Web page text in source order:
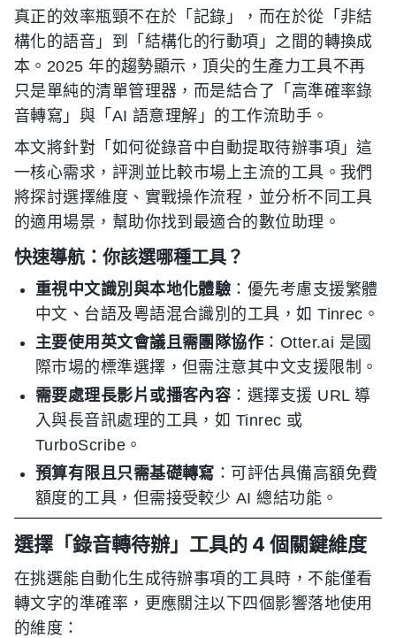
真正的效率瓶頸不在於「記錄」，而在於從「非結
構化的語音」到「結構化的行動項」之間的轉換成
本。2025 年的趨勢顯示，頂尖的生產力工具不再
只是單純的清單管理器，而是結合了「高準確率錄
音轉寫」與「AI 語意理解」的工作流助手。
本文將針對「如何從錄音中自動提取待辦事項」這
一核心需求，評測並比較市場上主流的工具。我們
將探討選擇維度、實戰操作流程，並分析不同工具
的適用場景，幫助你找到最適合的數位助理。
快速導航：你該選哪種工具？
重視中文識別與本地化體驗 ：優先考慮支援繁體
中文、台語及粵語混合識別的工具，如 Tinrec。
主要使用英文會議且需團隊協作 ：Otter.ai 是國
際市場的標準選擇，但需注意其中文支援限制。
需要處理長影片或播客內容 ：選擇支援 URL 導
入與長音訊處理的工具，如 Tinrec 或
TurboScribe。
預算有限且只需基礎轉寫 ：可評估具備高額免費
額度的工具，但需接受較少 AI 總結功能。
選擇「錄音轉待辦」工具的 4 個關鍵維度
在挑選能自動化生成待辦事項的工具時，不能僅看
轉文字的準確率，更應關注以下四個影響落地使用
的維度：